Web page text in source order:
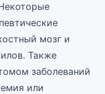
мозг и
Также
заболеваний
или